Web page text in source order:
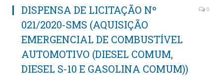
DISPENSA DE LICITAÇÃO Nº
021/2020-SMS (AQUISIÇÃO
EMERGENCIAL DE COMBUSTÍVEL
AUTOMOTIVO (DIESEL COMUM,
DIESEL S-10 E GASOLINA COMUM))
0